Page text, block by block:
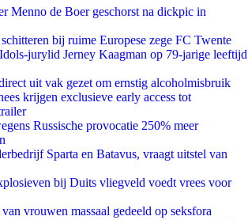
Menno de Boer geschorst na dickpic in
bij ruime Europese zege FC Twente
jurylid Jerney Kaagman op 79-jarige leeftijd
uit vak gezet om ernstig alcoholmisbruik
krijgen exclusieve early access tot
Russische provocatie 250% meer
Sparta en Batavus, vraagt uitstel van
bij Duits vliegveld voedt vrees voor
vrouwen massaal gedeeld op seksfora